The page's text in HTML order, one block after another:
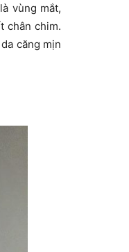
vùng mắt,
chân chim.
căng mịn